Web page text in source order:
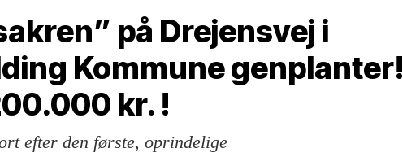
på Drejensvej i
Kommune genplanter!
kr. !
efter den første, oprindelige